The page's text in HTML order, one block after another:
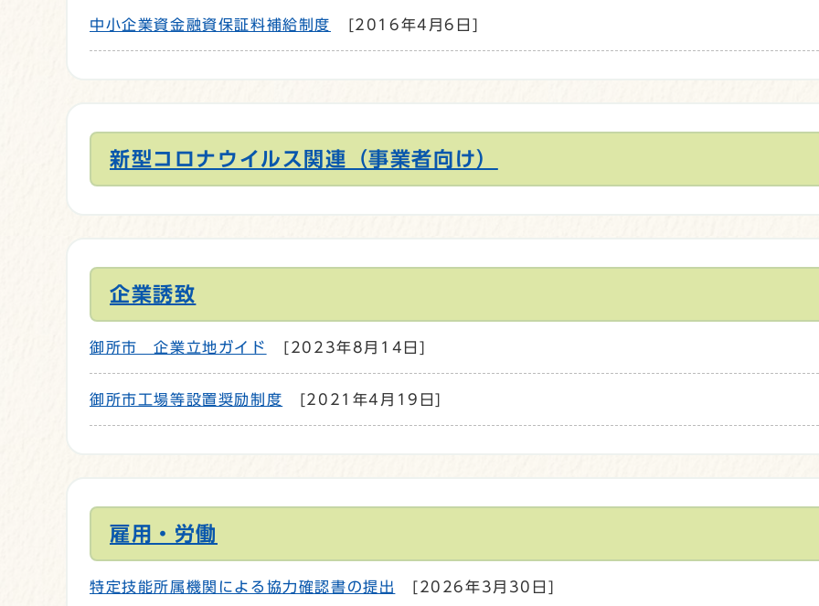
中小企業資金融資保証料補給制度 [2016年4月6日]
新型コロナウイルス関連（事業者向け）
企業誘致
御所市 企業立地ガイド [2023年8月14日]
御所市工場等設置奨励制度 [2021年4月19日]
雇用・労働
特定技能所属機関による協力確認書の提出 [2026年3月30日]